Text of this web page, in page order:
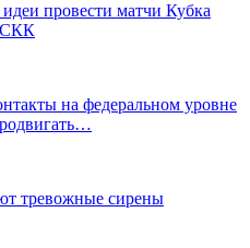
идеи провести матчи Кубка
СКК
на федеральном уровне
тревожные сирены